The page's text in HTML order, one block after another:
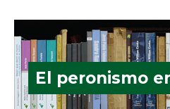
El peronismo